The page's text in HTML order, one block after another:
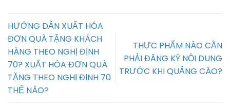
HƯỚNG DẪN XUẤT HÓA
ĐƠN QUÀ TẶNG KHÁCH
HÀNG THEO NGHỊ ĐỊNH
70? XUẤT HÓA ĐƠN QUÀ
TẶNG THEO NGHỊ ĐỊNH 70
THẾ NÀO?
THỰC PHẨM NÀO CẦN
PHẢI ĐĂNG KÝ NỘI DUNG
TRƯỚC KHI QUẢNG CÁO?